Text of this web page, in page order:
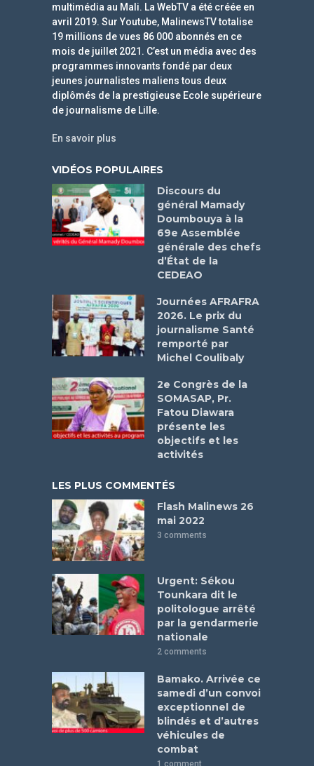
multimédia au Mali. La WebTV a été créée en
avril 2019. Sur Youtube, MalinewsTV totalise
19 millions de vues 86 000 abonnés en ce
mois de juillet 2021. C’est un média avec des
programmes innovants fondé par deux
jeunes journalistes maliens tous deux
diplômés de la prestigieuse Ecole supérieure
de journalisme de Lille.
En savoir plus
VIDÉOS POPULAIRES
Discours du
général Mamady
Doumbouya à la
69e Assemblée
générale des chefs
d’État de la
CEDEAO
Journées AFRAFRA
2026. Le prix du
journalisme Santé
remporté par
Michel Coulibaly
2e Congrès de la
SOMASAP, Pr.
Fatou Diawara
présente les
objectifs et les
activités
LES PLUS COMMENTÉS
Flash Malinews 26
mai 2022
3 comments
Urgent: Sékou
Tounkara dit le
politologue arrêté
par la gendarmerie
nationale
2 comments
Bamako. Arrivée ce
samedi d’un convoi
exceptionnel de
blindés et d’autres
véhicules de
combat
1 comment